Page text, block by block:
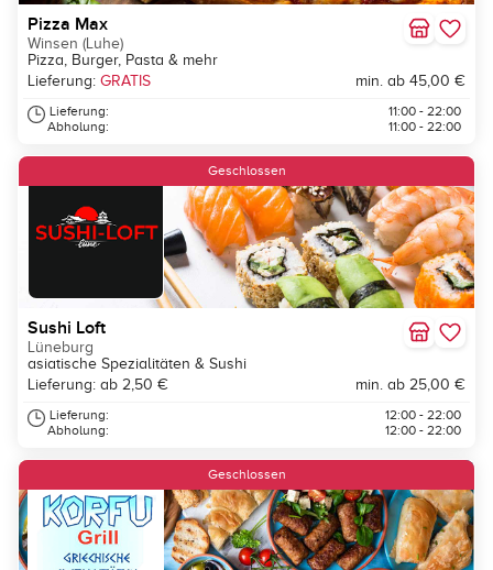
Pizza Max
Winsen (Luhe)
Pizza, Burger, Pasta & mehr
Lieferung: GRATIS min. ab 45,00 €
Lieferung:
Abholung:
11:00 - 22:00
11:00 - 22:00
Geschlossen
Sushi Loft
Lüneburg
asiatische Spezialitäten & Sushi
Lieferung: ab 2,50 €
min. ab 25,00 €
Lieferung:
Abholung:
12:00 - 22:00
12:00 - 22:00
Geschlossen